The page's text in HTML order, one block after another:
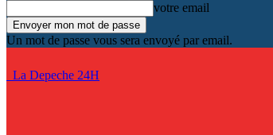
votre email
Un mot de passe vous sera envoyé par email.
La Depeche 24H